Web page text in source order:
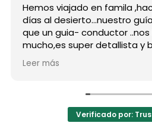
Hemos viajado en famila
días al desierto...nuestro guía,
que un guia- conductor ..nos
mucho,es super detallista y
estado atento a todas
nos ha enseñado muchos lugares
persona..Gracias Said.
En cuanto a la agencia,..súper
Leer más
Verificado por: